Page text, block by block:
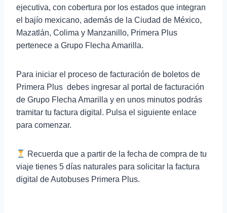
ejecutiva, con cobertura por los estados que integran
el bajío mexicano, además de la Ciudad de México,
Mazatlán, Colima y Manzanillo, Primera Plus
pertenece a Grupo Flecha Amarilla.
Para iniciar el proceso de facturación de boletos de
Primera Plus debes ingresar al portal de facturación
de Grupo Flecha Amarilla y en unos minutos podrás
tramitar tu factura digital. Pulsa el siguiente enlace
para comenzar.
Recuerda que a partir de la fecha de compra de tu
viaje tienes 5 días naturales para solicitar la factura
digital de Autobuses Primera Plus.